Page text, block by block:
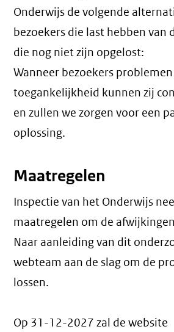
Onderwijs de volgende
bezoekers die last hebben van
die nog niet zijn opgelost:
Wanneer bezoekers
toegankelijkheid kunnen zij
en zullen we zorgen voor een
oplossing.
Maatregelen
Inspectie van het Onderwijs
maatregelen om de
Naar aanleiding van dit
webteam aan de slag om de
lossen.
Op 31-12-2027 zal de website